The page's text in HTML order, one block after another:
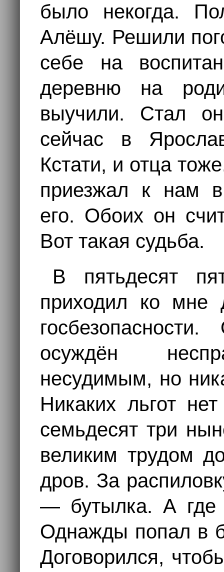
было некогда.
Алёшу. Решили
себе на
деревню на
выучили. Стал
сейчас в
Кстати, и отца
приезжал к нам
его. Обоих он
Вот такая судьба.
В пятьдесят
приходил ко мне
осуждён
несудимым, но
Никаких льгот
семьдесят три
великим трудом
дров. За
— бутылка. А где
Однажды попал в
Договорился,